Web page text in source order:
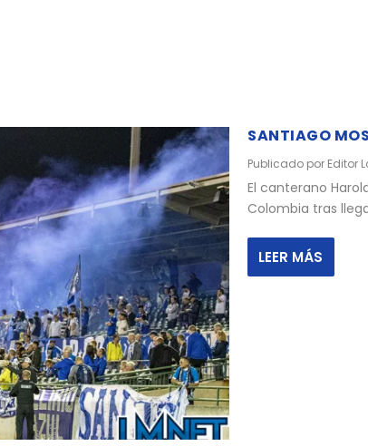
SANTIAGO
Publicado por Editor
El canterano
Colombia tras
LEER MÁS